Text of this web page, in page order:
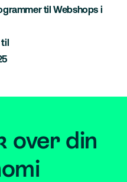
til Webshops i
over din